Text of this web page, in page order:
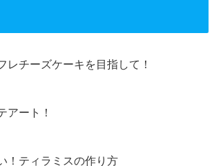
レチーズケーキを目指して！
アート！
！ティラミスの作り方